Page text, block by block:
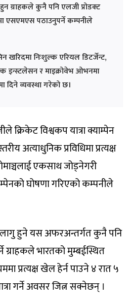
ग्राहकले कुनै पनि एलजी प्रोडक्ट
एसएमएस पठाउनुपर्ने कम्पनीले
खरिदमा निःशुल्क एरियल डिटर्जेन्ट,
इन्स्टलेसन र माइक्रोवेभ ओभनमा
दिने व्यवस्था गरेको छ।
क्रिकेट विश्वकप यात्रा क्याम्पेन
अत्याधुनिक प्रविधिमा प्रत्यक्ष
एकसाथ जोड्नेगरी
घोषणा गरिएको कम्पनीले
हुने यस अफरअन्तर्गत कुनै पनि
ग्राहकले भारतको मुम्बईस्थित
प्रत्यक्ष खेल हेर्न पाउने ४ रात ५
गर्ने अवसर जित्न सक्नेछन् ।